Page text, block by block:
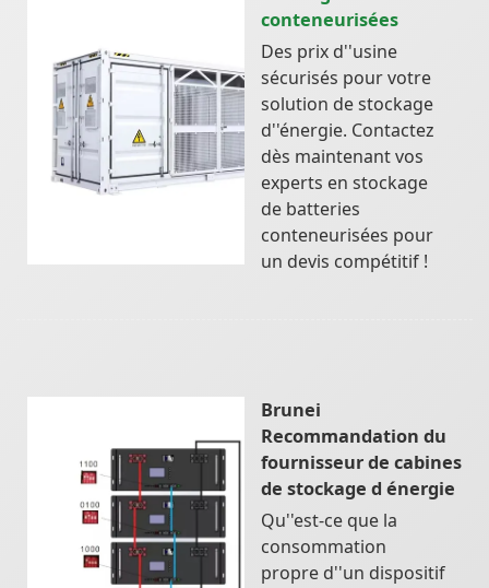
conteneurisées
Des prix d''usine
sécurisés pour votre
solution de stockage
d''énergie. Contactez
dès maintenant vos
experts en stockage
de batteries
conteneurisées pour
un devis compétitif !
Brunei
Recommandation du
fournisseur de cabines
de stockage d énergie
Qu''est-ce que la
consommation
propre d''un dispositif